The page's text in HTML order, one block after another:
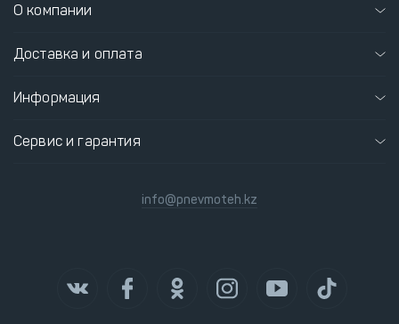
О компании
Доставка и оплата
Информация
Сервис и гарантия
info@pnevmoteh.kz